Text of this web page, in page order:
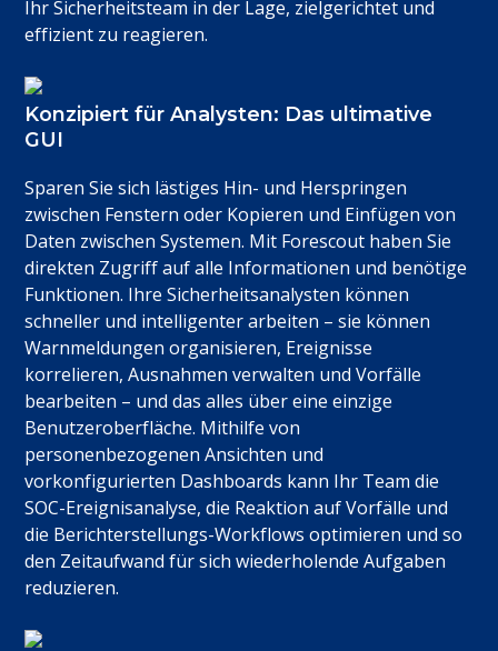
Ihr Sicherheitsteam in der Lage, zielgerichtet und
effizient zu reagieren.
Konzipiert für Analysten: Das ultimative
GUI
Sparen Sie sich lästiges Hin- und Herspringen
zwischen Fenstern oder Kopieren und Einfügen von
Daten zwischen Systemen. Mit Forescout haben Sie
direkten Zugriff auf alle Informationen und benötige
Funktionen. Ihre Sicherheitsanalysten können
schneller und intelligenter arbeiten – sie können
Warnmeldungen organisieren, Ereignisse
korrelieren, Ausnahmen verwalten und Vorfälle
bearbeiten – und das alles über eine einzige
Benutzeroberfläche. Mithilfe von
personenbezogenen Ansichten und
vorkonfigurierten Dashboards kann Ihr Team die
SOC-Ereignisanalyse, die Reaktion auf Vorfälle und
die Berichterstellungs-Workflows optimieren und so
den Zeitaufwand für sich wiederholende Aufgaben
reduzieren.